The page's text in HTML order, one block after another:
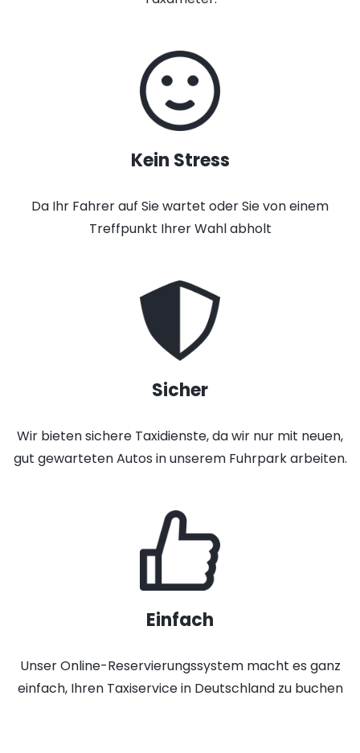
Kein Stress
Da Ihr Fahrer auf Sie wartet oder Sie von einem
Treffpunkt Ihrer Wahl abholt
Sicher
Wir bieten sichere Taxidienste, da wir nur mit neuen,
gut gewarteten Autos in unserem Fuhrpark arbeiten.
Einfach
Unser Online-Reservierungssystem macht es ganz
einfach, Ihren Taxiservice in Deutschland zu buchen